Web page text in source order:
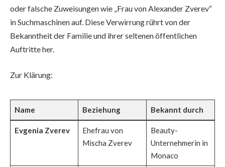
oder falsche Zuweisungen wie „Frau von Alexander Zverev“
in Suchmaschinen auf. Diese Verwirrung rührt von der
Bekanntheit der Familie und ihrer seltenen öffentlichen
Auftritte her.
Zur Klärung:
Name Beziehung Bekannt durch
Evgenia Zverev
Ehefrau von
Mischa Zverev
Beauty-
Unternehmerin in
Monaco